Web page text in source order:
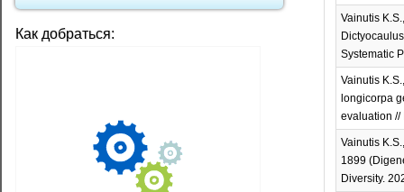
Vainutis
Systematic
Vainutis
longicorpa
evaluation //
Vainutis
1899
Diversity.
Как добраться: